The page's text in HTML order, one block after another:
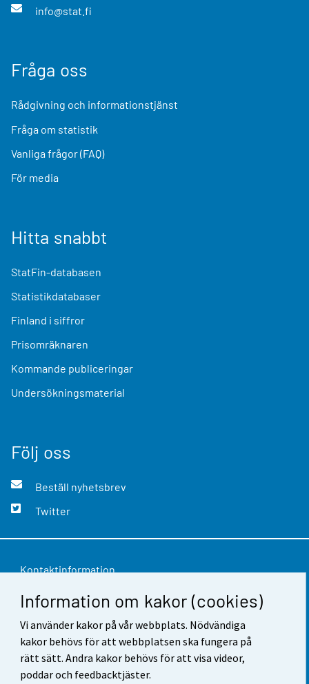
Information om kakor (cookies)
Vi använder kakor på vår webbplats. Nödvändiga
kakor behövs för att webbplatsen ska fungera på
rätt sätt. Andra kakor behövs för att visa videor,
poddar och feedbacktjäster.
info@stat.fi
Fråga oss
Rådgivning och informationstjänst
Fråga om statistik
Vanliga frågor (FAQ)
För media
Hitta snabbt
StatFin-databasen
Statistikdatabaser
Finland i siffror
Prisomräknaren
Kommande publiceringar
Undersökningsmaterial
Följ oss
Beställ nyhetsbrev
Twitter
Kontaktinformation
Respons
Användarvillkor
Dataskydd
Tillgänglighet